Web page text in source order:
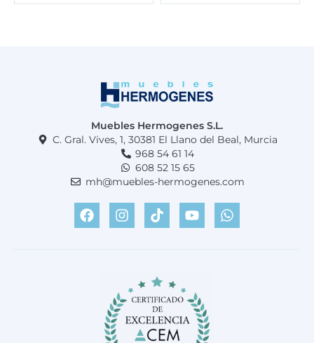
Muebles Hermogenes S.L.
C. Gral. Vives, 1, 30381 El Llano del Beal, Murcia
968 54 61 14
608 52 15 65
mh@muebles-hermogenes.com
F
a
c
I
n
s
a
m
T
i
k
Y
o
u
W
h
a